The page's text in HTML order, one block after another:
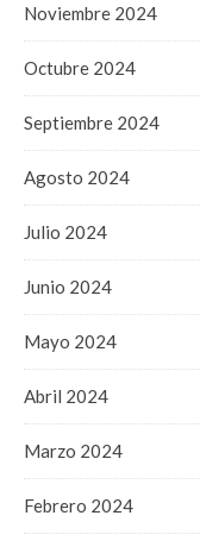
Noviembre 2024
Octubre 2024
Septiembre 2024
Agosto 2024
Julio 2024
Junio 2024
Mayo 2024
Abril 2024
Marzo 2024
Febrero 2024